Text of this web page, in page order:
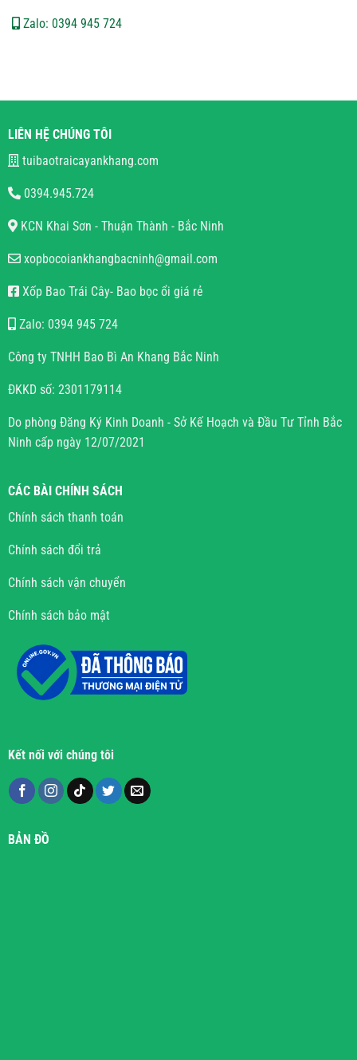
Zalo: 0394 945 724
LIÊN HỆ CHÚNG TÔI
tuibaotraicayankhang.com
0394.945.724
KCN Khai Sơn - Thuận Thành - Bắc Ninh
xopbocoiankhangbacninh@gmail.com
Xốp Bao Trái Cây- Bao bọc ổi giá rẻ
Zalo: 0394 945 724
Công ty TNHH Bao Bì An Khang Bắc Ninh
ĐKKD số: 2301179114
Do phòng Đăng Ký Kinh Doanh - Sở Kế Hoạch và Đầu Tư Tỉnh Bắc
Ninh cấp ngày 12/07/2021
CÁC BÀI CHÍNH SÁCH
Chính sách thanh toán
Chính sách đổi trả
Chính sách vận chuyển
Chính sách bảo mật
Kết nối với chúng tôi
BẢN ĐỒ